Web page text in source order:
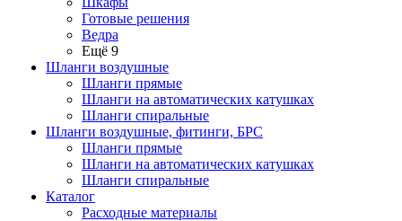
Готовые решения
Ведра
Ещё 9
Шланги воздушные
Шланги прямые
Шланги на автоматических катушках
Шланги спиральные
Шланги воздушные, фитинги, БРС
Шланги прямые
Шланги на автоматических катушках
Шланги спиральные
Каталог
Расходные материалы